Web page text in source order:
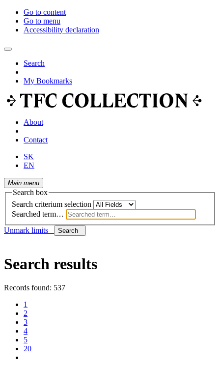
Go to content
Go to menu
Accessibility declaration
Search
My Bookmarks
About
Contact
SK
EN
Main menu
Search box
Search criterium selection
Searched term…
Unmark limits
Search
Search results
Records found: 537
1
2
3
4
5
20